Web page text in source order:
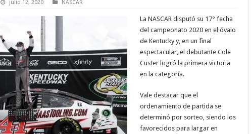
julio 12, 2020 NASCAR
La NASCAR disputó su 17° fecha
del campeonato 2020 en el óvalo
de Kentucky y, en un final
espectacular, el debutante Cole
Custer logró la primera victoria
en la categoría.
Vale destacar que el
ordenamiento de partida se
determinó por sorteo, siendo los
favorecidos para largar en